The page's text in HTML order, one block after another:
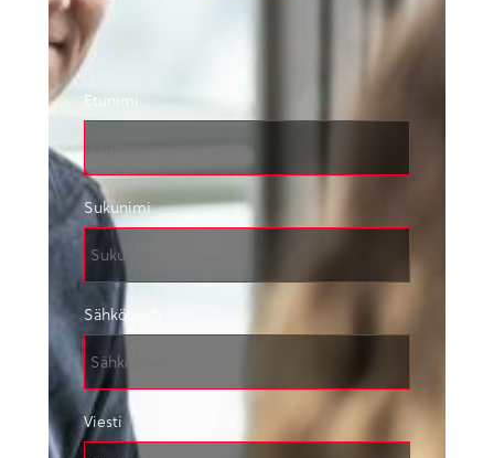
Etunimi
Sukunimi
Sähköposti
Viesti